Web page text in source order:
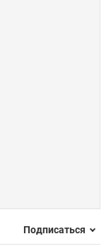
Подписаться